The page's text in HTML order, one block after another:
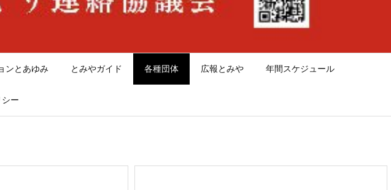
ンとあゆみ とみやガイド 各種団体 広報とみや 年間スケジュール
ー